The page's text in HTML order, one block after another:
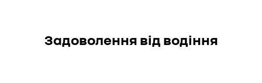
Задоволення від водіння